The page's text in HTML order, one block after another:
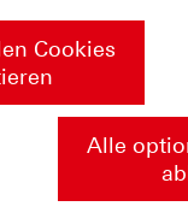
Cookies
Alle